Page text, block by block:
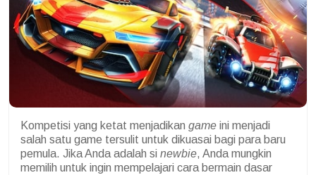
Kompetisi yang ketat menjadikan game ini menjadi
salah satu game tersulit untuk dikuasai bagi para baru
pemula. Jika Anda adalah si newbie, Anda mungkin
memilih untuk ingin mempelajari cara bermain dasar